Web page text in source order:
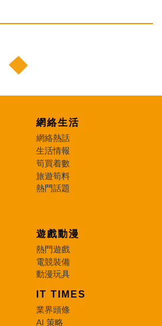
網絡生活
網絡熱話
生活情報
筍買着數
旅遊筍料
熱門話題
遊戲動漫
熱門遊戲
電競裝備
動漫玩具
IT TIMES
業界頭條
AI 策略